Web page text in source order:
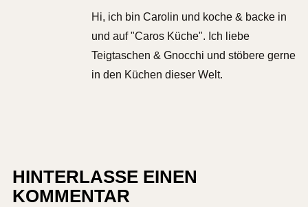
Hi, ich bin Carolin und koche & backe in
und auf "Caros Küche". Ich liebe
Teigtaschen & Gnocchi und stöbere gerne
in den Küchen dieser Welt.
HINTERLASSE EINEN
KOMMENTAR